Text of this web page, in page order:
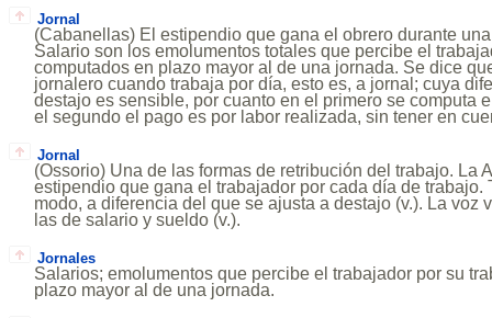
Jornal
(Cabanellas) El estipendio que gana el obrero durante
Salario son los emolumentos totales que percibe el
computados en plazo mayor al de una jornada. Se dice
jornalero cuando trabaja por día, esto es, a jornal; cuya
destajo es sensible, por cuanto en el primero se computa
el segundo el pago es por labor realizada, sin tener en
Jornal
(Ossorio) Una de las formas de retribución del trabajo. La
estipendio que gana el trabajador por cada día de trabajo.
modo, a diferencia del que se ajusta a destajo (v.). La voz
las de salario y sueldo (v.).
Jornales
Salarios; emolumentos que percibe el trabajador por su
plazo mayor al de una jornada.